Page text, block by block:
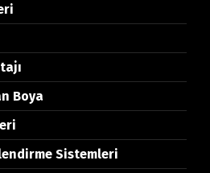
Boya
Sistemleri